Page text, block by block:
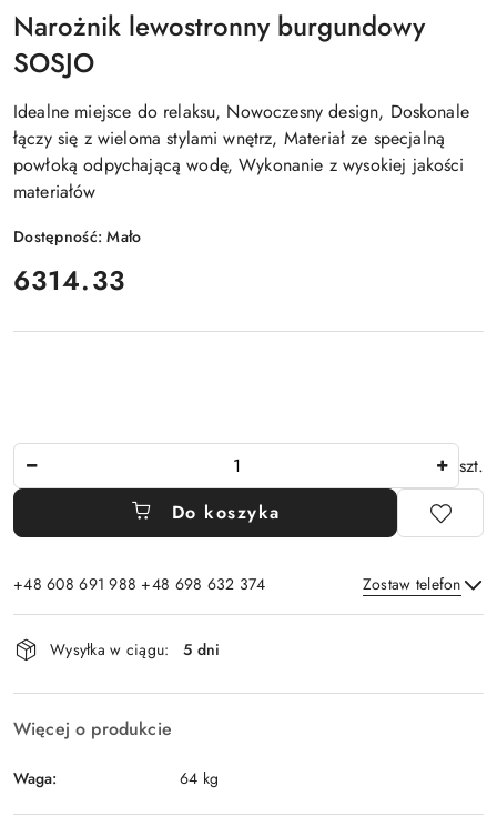
Narożnik lewostronny burgundowy
SOSJO
Idealne miejsce do relaksu, Nowoczesny design, Doskonale
łączy się z wieloma stylami wnętrz, Materiał ze specjalną
powłoką odpychającą wodę, Wykonanie z wysokiej jakości
materiałów
Dostępność:Mało
cena:
6314.33
szt.
Do koszyka
+48 608 691 988 +48 698 632 374 Zostaw telefon
Dostępność
i
dostawa
Wysyłka w ciągu: 5 dni
Więcej o produkcie
Waga: 64 kg